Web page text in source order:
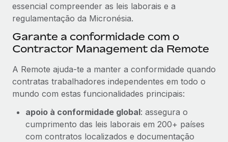
essencial compreender as leis laborais e a
regulamentação da Micronésia.
Garante a conformidade com o
Contractor Management da Remote
A Remote ajuda-te a manter a conformidade quando
contratas trabalhadores independentes em todo o
mundo com estas funcionalidades principais:
apoio à conformidade global: assegura o
cumprimento das leis laborais em 200+ países
com contratos localizados e documentação